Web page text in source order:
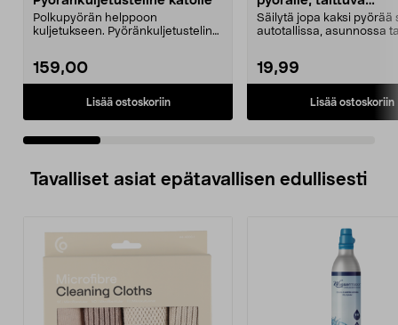
Polkupyörän helppoon
kuljetukseen. Pyöränkuljetusteline
159,00
Lisää ostoskoriin
seinäkiinnike
Säilytä jopa kaksi pyörää
autotallissa, asunnossa
19,99
Lisää ostoskoriin
Tavalliset asiat epätavallisen edullisesti